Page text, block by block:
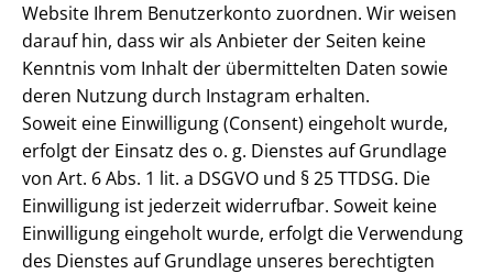
Website Ihrem Benutzerkonto zuordnen. Wir weisen
darauf hin, dass wir als Anbieter der Seiten keine
Kenntnis vom Inhalt der übermittelten Daten sowie
deren Nutzung durch Instagram erhalten.
Soweit eine Einwilligung (Consent) eingeholt wurde,
erfolgt der Einsatz des o. g. Dienstes auf Grundlage
von Art. 6 Abs. 1 lit. a DSGVO und § 25 TTDSG. Die
Einwilligung ist jederzeit widerrufbar. Soweit keine
Einwilligung eingeholt wurde, erfolgt die Verwendung
des Dienstes auf Grundlage unseres berechtigten